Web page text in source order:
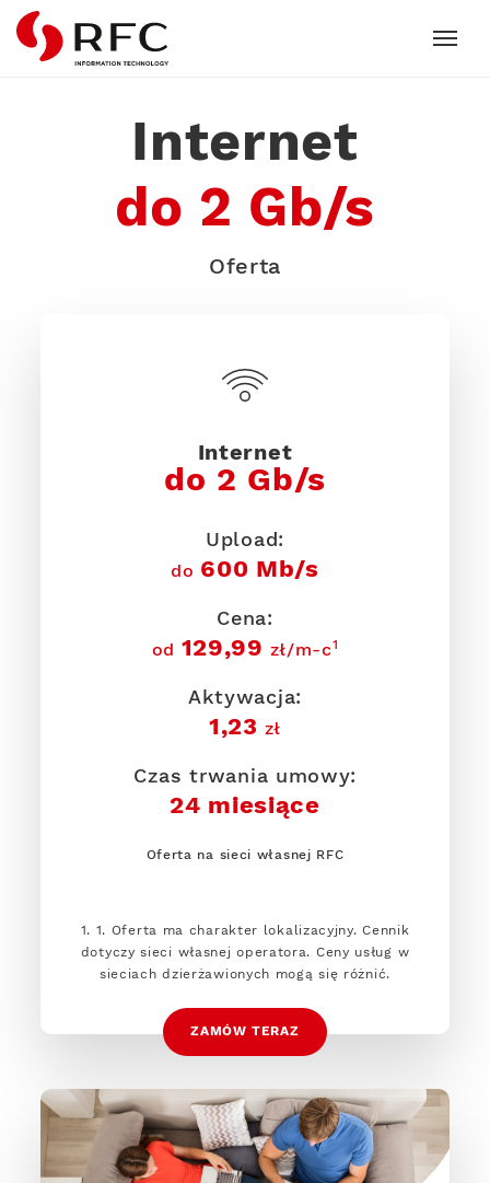
RFC
Internet
do 2 Gb/s
Oferta
Internet
do 2 Gb/s
Upload:
do 600 Mb/s
Cena:
od 129,99 zł/m-c1
Aktywacja:
1,23 zł
Czas trwania umowy:
24 miesiące
Oferta na sieci własnej RFC
1. 1. Oferta ma charakter lokalizacyjny. Cennik
dotyczy sieci własnej operatora. Ceny usług w
sieciach dzierżawionych mogą się różnić.
ZAMÓW TERAZ